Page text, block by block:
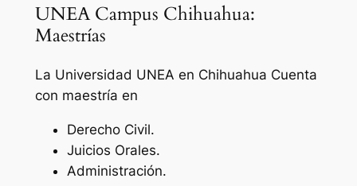
UNEA Campus Chihuahua:
Maestrías
La Universidad UNEA en Chihuahua Cuenta
con maestría en
Derecho Civil.
Juicios Orales.
Administración.